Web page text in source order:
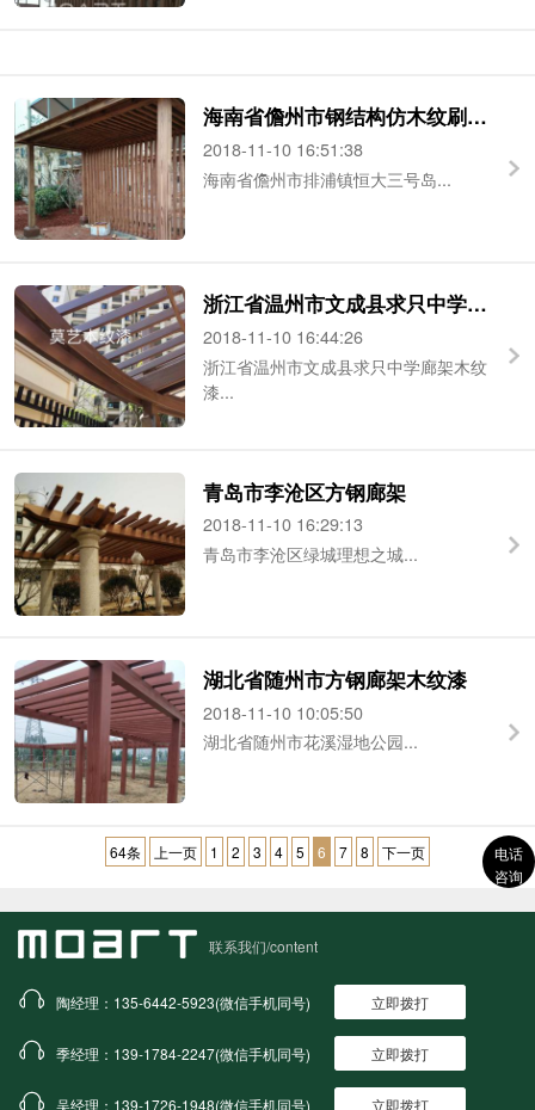
海南省儋州市钢结构仿木纹刷木纹漆
2018-11-10 16:51:38
海南省儋州市排浦镇恒大三号岛...
浙江省温州市文成县求只中学廊架木纹漆
2018-11-10 16:44:26
浙江省温州市文成县求只中学廊架木纹
漆...
青岛市李沧区方钢廊架
2018-11-10 16:29:13
青岛市李沧区绿城理想之城...
湖北省随州市方钢廊架木纹漆
2018-11-10 10:05:50
湖北省随州市花溪湿地公园...
64条 上一页 1 2 3 4 5 6 7 8 下一页
联系我们/content
陶经理：135-6442-5923(微信手机同号) 立即拨打
季经理：139-1784-2247(微信手机同号) 立即拨打
吴经理：139-1726-1948(微信手机同号) 立即拨打
电话
咨询